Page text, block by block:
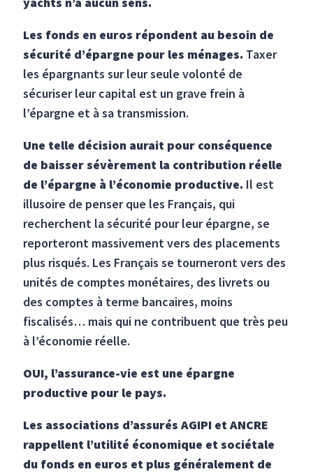
Les fonds en euros répondent au besoin de
sécurité d’épargne pour les ménages. Taxer
les épargnants sur leur seule volonté de
sécuriser leur capital est un grave frein à
l’épargne et à sa transmission.
Une telle décision aurait pour conséquence
de baisser sévèrement la contribution réelle
de l’épargne à l’économie productive. Il est
illusoire de penser que les Français, qui
recherchent la sécurité pour leur épargne, se
reporteront massivement vers des placements
plus risqués. Les Français se tourneront vers des
unités de comptes monétaires, des livrets ou
des comptes à terme bancaires, moins
fiscalisés… mais qui ne contribuent que très peu
à l’économie réelle.
OUI, l’assurance-vie est une épargne
productive pour le pays.
Les associations d’assurés AGIPI et ANCRE
rappellent l’utilité économique et sociétale
du fonds en euros et plus généralement de